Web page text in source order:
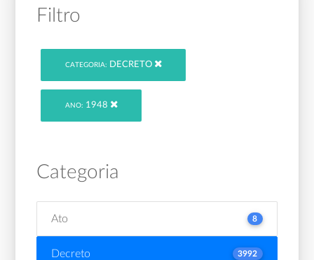
Filtro
CATEGORIA: DECRETO
ANO: 1948
Categoria
Ato 8
Decreto 3992